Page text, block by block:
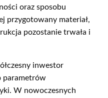
oraz sposobu
przygotowany materiał,
pozostanie trwała i
inwestor
parametrów
W nowoczesnych